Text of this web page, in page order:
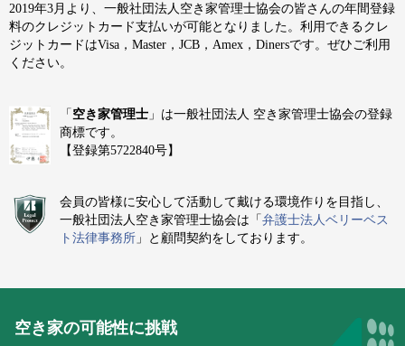
2019年3月より、一般社団法人空き家管理士協会の皆さんの年間登録
料のクレジットカード支払いが可能となりました。利用できるクレ
ジットカードはVisa，Master，JCB，Amex，Dinersです。ぜひご利用
ください。
「 空き家管理士 」は一般社団法人 空き家管理士協会の登録
商標です。
【登録第5722840号】
会員の皆様に安心して活動して戴ける環境作りを目指し、
一般社団法人空き家管理士協会は「弁護士法人ベリーベス
ト法律事務所 」と顧問契約をしております。
空き家の可能性に挑戦